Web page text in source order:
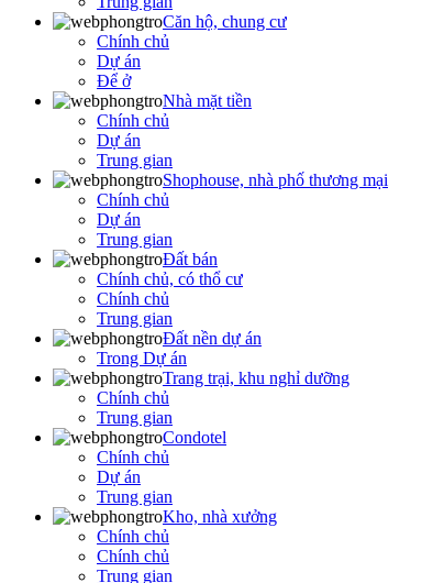
Căn hộ, chung cư
Chính chủ
Dự án
Để ở
Nhà mặt tiền
Chính chủ
Dự án
Trung gian
Shophouse, nhà phố thương mại
Chính chủ
Dự án
Trung gian
Đất bán
Chính chủ, có thổ cư
Chính chủ
Trung gian
Đất nền dự án
Trong Dự án
Trang trại, khu nghỉ dưỡng
Chính chủ
Trung gian
Condotel
Chính chủ
Dự án
Trung gian
Kho, nhà xưởng
Chính chủ
Chính chủ
Trung gian